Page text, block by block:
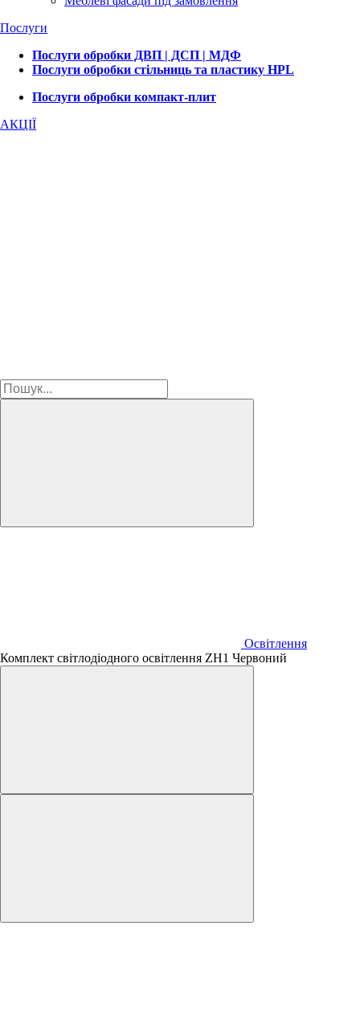
Послуги
Послуги обробки ДВП | ДСП | МДФ
Послуги обробки стільниць та пластику HPL
Послуги обробки компакт-плит
АКЦІЇ
Освітлення
Комплект світлодіодного освітлення ZH1 Червоний